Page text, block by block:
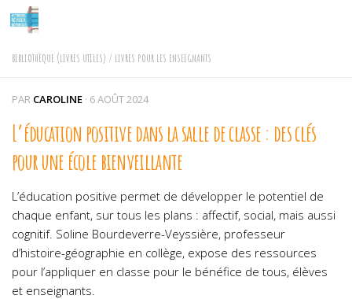
Skip to content
BIBLIOTHÈQUE (LIVRES UTILES) / LIVRES POUR LES ENSEIGNANTS
PAR CAROLINE · 6 AOÛT 2024
L’éducation positive dans la salle de classe : des clés
pour une école bienveillante
L’éducation positive permet de développer le potentiel de
chaque enfant, sur tous les plans : affectif, social, mais aussi
cognitif. Soline Bourdeverre-Veyssière, professeur
d’histoire-géographie en collège, expose des ressources
pour l’appliquer en classe pour le bénéfice de tous, élèves
et enseignants.